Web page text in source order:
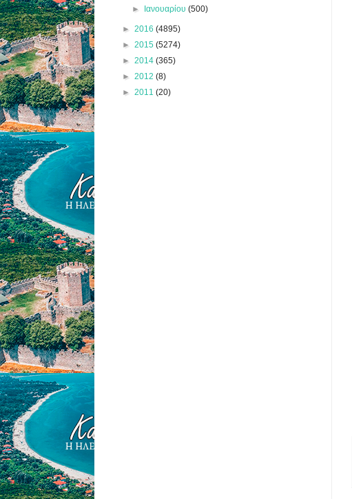
► Ιανουαρίου(500)
► 2016 (4895)
► 2015 (5274)
► 2014 (365)
► 2012 (8)
► 2011 (20)